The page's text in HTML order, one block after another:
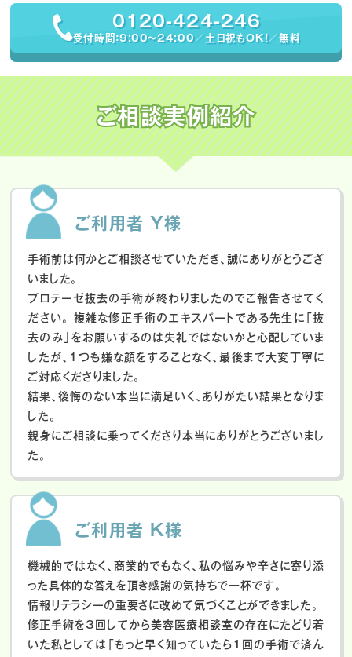
0120-424-246
受付時間：9:00〜24:00／土日祝もOK！／無料
ご相談実例紹介
ご利用者 Y様
手術前は何かとご相談させていただき、誠にありがとうござ
いました。
プロテーゼ抜去の手術が終わりましたのでご報告させてく
ださい。
複雑な修正手術のエキスパートである先生に「抜
去のみ」をお願いするのは失礼ではないかと心配していま
したが、１つも嫌な顔をすることなく、最後まで大変丁寧に
ご対応くださりました。
結果、後悔のない本当に満足いく、ありがたい結果となりま
した。
親身にご相談に乗ってくださり本当にありがとうございまし
た。
ご利用者 K様
機械的ではなく、商業的でもなく、私の悩みや辛さに寄り添
った具体的な答えを頂き感謝の気持ちで一杯です。
情報リテラシーの重要さに改めて気づくことができました。
修正手術を3回してから美容医療相談室の存在にたどり着
いた私としては「もっと早く知っていたら1回の手術で済ん